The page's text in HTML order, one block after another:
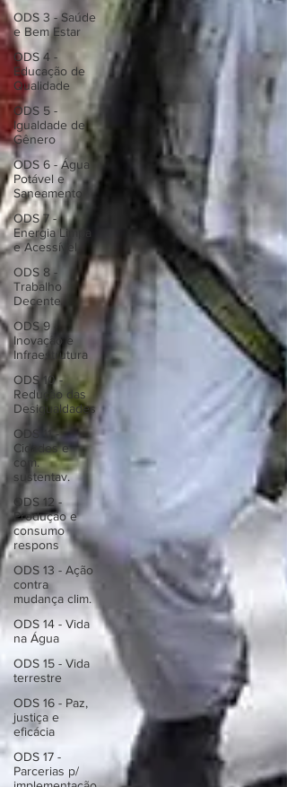
ODS 3 - Saúde
e Bem Estar
ODS 4 -
Educação de
Qualidade
ODS 5 -
Igualdade de
Gênero
ODS 6 - Água
Potável e
Saneamento
ODS 7 -
Energia Limpa
e Acessível
ODS 8 -
Trabalho
Decente
ODS 9 -
Inovação e
Infraestrutura
ODS 10 -
Redução das
Desigualdades
ODS 11 -
Cidades e
com.
sustentav.
ODS 12 -
Produção e
consumo
respons
ODS 13 - Ação
contra
mudança clim.
ODS 14 - Vida
na Água
ODS 15 - Vida
terrestre
ODS 16 - Paz,
justiça e
eficácia
ODS 17 -
Parcerias p/